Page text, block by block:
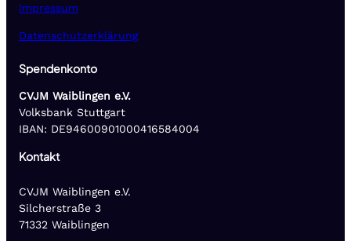
Impressum
Datenschutzerklärung
Spendenkonto
CVJM Waiblingen e.V.
Volksbank Stuttgart
IBAN: DE94600901000416584004
Kontakt
CVJM Waiblingen e.V.
Silcherstraße 3
71332 Waiblingen